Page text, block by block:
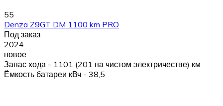
55
Denza Z9GT DM 1100 km PRO
Под заказ
2024
новое
Запас хода - 1101 (201 на чистом электричестве) км
Ёмкость батареи кВч - 38,5